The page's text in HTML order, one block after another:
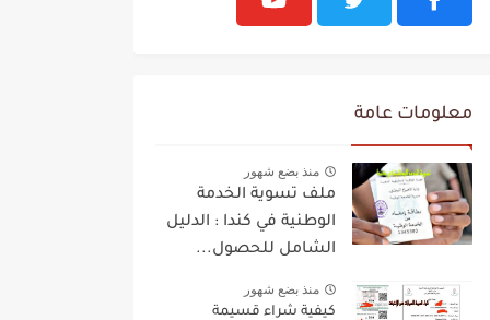
معلومات عامة
منذ بضع شهور
ملف تسوية الخدمة
الوطنية في كندا : الدليل
الشامل للحصول...
منذ بضع شهور
كيفية شراء قسيمة